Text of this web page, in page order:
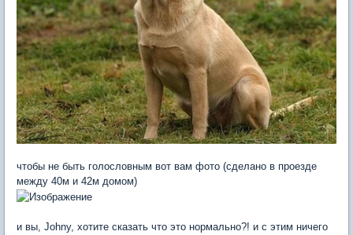
чтобы не быть голословным вот вам фото (сделано в проезде
между 40м и 42м домом)
и вы, Johny, хотите сказать что это нормально?! и с этим ничего